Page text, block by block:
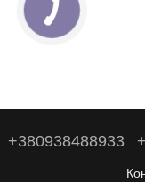
+380938488933